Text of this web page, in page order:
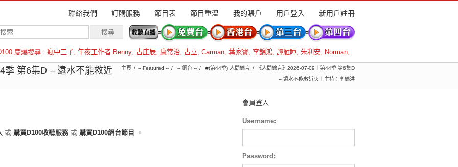
聯絡我們 訂購服務 節目表 節目重溫 我的賬戶 用戶登入 新用戶註冊
慶爆搜尋 : 瘋中三子, 午夜工作者 Benny, 古庄辰, 康常治, 古立, Carman, 葉家寶, 李錦鴻, 譚雁瞳, 朱利安, Norman,
倫斯
季 第6集D – 遠水不能救近
主頁 -- Featured -- -- 網台 -- #(第44季) 人間錦言
《人間錦言》2026-07-09︱第44季 第6集D
– 遠水不能救近火︱主持：李錦洪
或 購買D100收聽服務 或 購買D100網台節目 。
會員登入
Username:
Password: